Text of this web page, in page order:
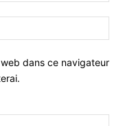
:
dans ce navigateur